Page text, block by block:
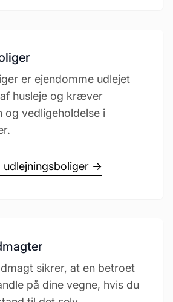
er ejendomme udlejet
husleje og kræver
og vedligeholdelse i
→
sikrer, at en betroet
på dine vegne, hvis du